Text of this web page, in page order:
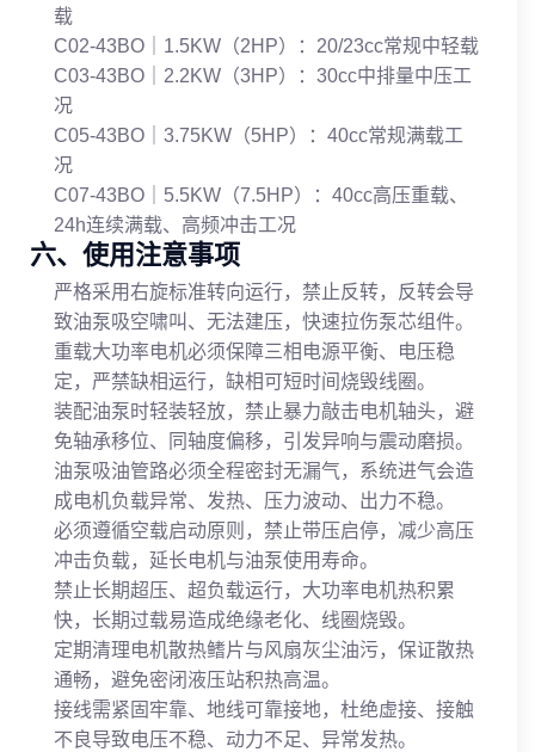
载
C02-43BO｜1.5KW（2HP）：20/23cc常规中轻载
C03-43BO｜2.2KW（3HP）：30cc中排量中压工
况
C05-43BO｜3.75KW（5HP）：40cc常规满载工
况
C07-43BO｜5.5KW（7.5HP）：40cc高压重载、
24h连续满载、高频冲击工况
六、使用注意事项
严格采用右旋标准转向运行，禁止反转，反转会导
致油泵吸空啸叫、无法建压，快速拉伤泵芯组件。
重载大功率电机必须保障三相电源平衡、电压稳
定，严禁缺相运行，缺相可短时间烧毁线圈。
装配油泵时轻装轻放，禁止暴力敲击电机轴头，避
免轴承移位、同轴度偏移，引发异响与震动磨损。
油泵吸油管路必须全程密封无漏气，系统进气会造
成电机负载异常、发热、压力波动、出力不稳。
必须遵循空载启动原则，禁止带压启停，减少高压
冲击负载，延长电机与油泵使用寿命。
禁止长期超压、超负载运行，大功率电机热积累
快，长期过载易造成绝缘老化、线圈烧毁。
定期清理电机散热鳍片与风扇灰尘油污，保证散热
通畅，避免密闭液压站积热高温。
接线需紧固牢靠、地线可靠接地，杜绝虚接、接触
不良导致电压不稳、动力不足、异常发热。